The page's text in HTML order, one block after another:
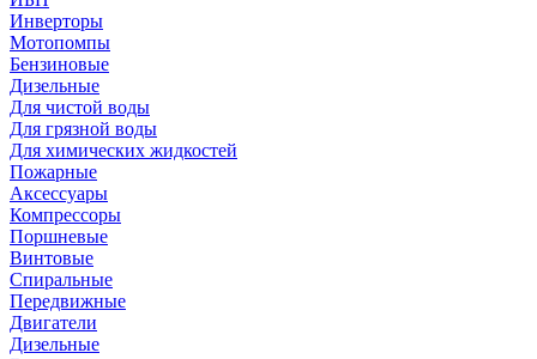
Инверторы
Мотопомпы
Бензиновые
Дизельные
Для чистой воды
Для грязной воды
Для химических жидкостей
Пожарные
Аксессуары
Компрессоры
Поршневые
Винтовые
Спиральные
Передвижные
Двигатели
Дизельные